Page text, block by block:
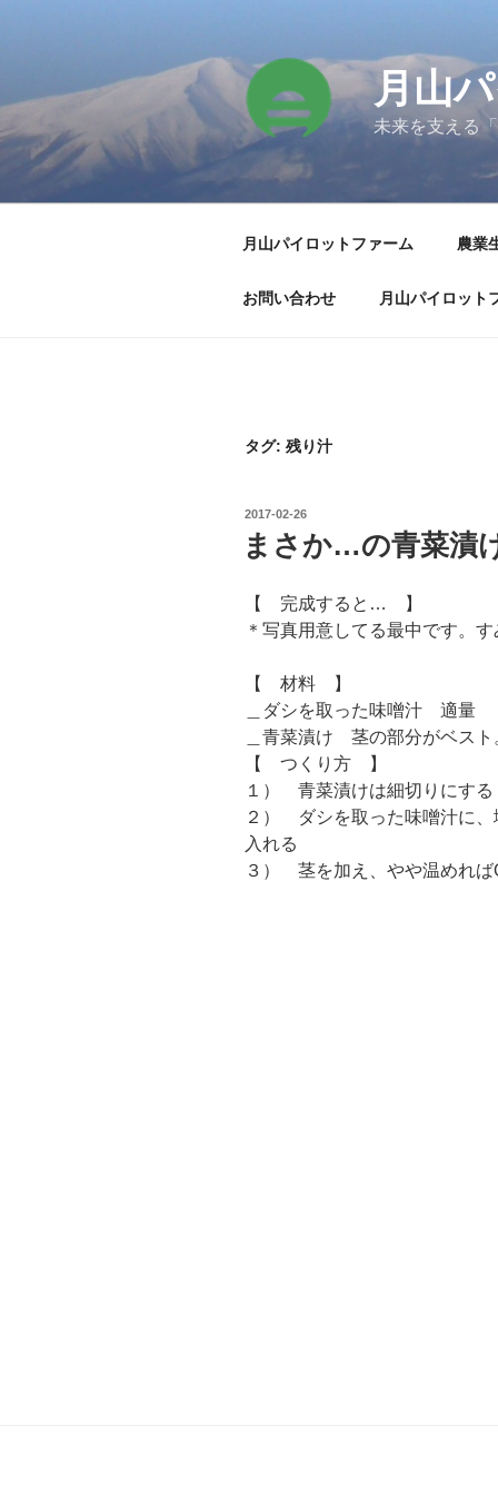
へ
キ
月山
未来を支える
月山パイロットファーム 農業
お問い合わせ 月山パイロット
タグ: 残り汁
投
日:
2017-02-26
まさか…の青菜漬
【 完成すると… 】
＊写真用意してる最中です。
【 材料 】
＿ダシを取った味噌汁 適量
＿青菜漬け 茎の部分がベス
【 つくり方 】
１） 青菜漬けは細切りにする
２） ダシを取った味噌汁に、
入れる
３） 茎を加え、やや温めれば